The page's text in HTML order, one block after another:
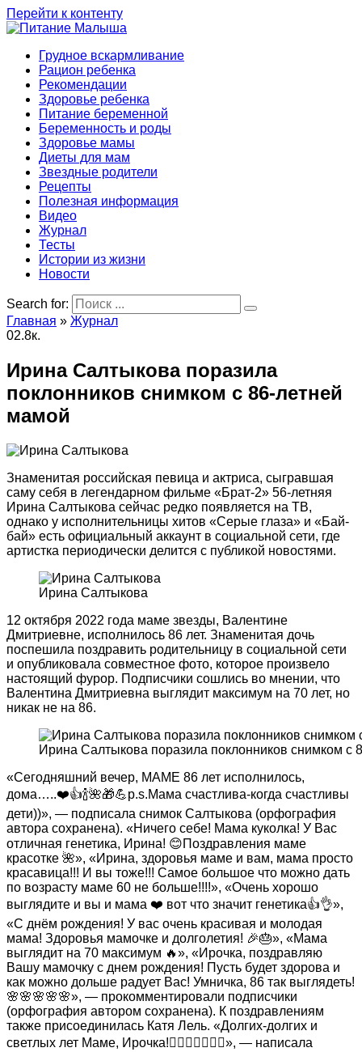
Перейти к контенту
Грудное вскармливание
Рацион ребенка
Рекомендации
Здоровье ребенка
Питание беременной
Беременность и роды
Здоровье мамы
Диеты для мам
Звездные родители
Рецепты
Полезная информация
Видео
Журнал
Тесты
Истории из жизни
Новости
Search for:
Главная » Журнал
02.8к.
Ирина Салтыкова поразила
поклонников снимком с 86-летней
мамой
Знаменитая российская певица и актриса, сыгравшая
саму себя в легендарном фильме «Брат-2» 56-летняя
Ирина Салтыкова сейчас редко появляется на ТВ,
однако у исполнительницы хитов «Серые глаза» и «Бай-
бай» есть официальный аккаунт в социальной сети, где
артистка периодически делится с публикой новостями.
Ирина Салтыкова
12 октября 2022 года маме звезды, Валентине
Дмитриевне, исполнилось 86 лет. Знаменитая дочь
поспешила поздравить родительницу в социальной сети
и опубликовала совместное фото, которое произвело
настоящий фурор. Подписчики сошлись во мнении, что
Валентина Дмитриевна выглядит максимум на 70 лет, но
никак не на 86.
Ирина Салтыкова поразила поклонников снимком с
«Сегодняшний вечер, МАМЕ 86 лет исполнилось,
дома…..❤️👍🍾🌺🎁💪p.s.Мама счастлива-когда счастливы
дети))», — подписала снимок Салтыкова (орфография
автора сохранена). «Ничего себе! Мама куколка! У Вас
отличная генетика, Ирина! 😊Поздравления маме
красотке 🌺», «Ирина, здоровья маме и вам, мама просто
красавица!!! И вы тоже!!! Самое большое что можно дать
по возрасту маме 60 не больше!!!!», «Очень хорошо
выглядите и вы и мама ❤️ вот что значит генетика👍👌»,
«С днём рождения! У вас очень красивая и молодая
мама! Здоровья мамочке и долголетия! 🎉🎂», «Мама
выглядит на 70 максимум 🔥», «Ирочка, поздравляю
Вашу мамочку с днем рождения! Пусть будет здорова и
как можно дольше радует Вас! Умничка, 86 так выглядеть!
🌸🌸🌸🌸🌸», — прокомментировали подписчики
(орфография автором сохранена). К поздравлениям
также присоединилась Катя Лель. «Долгих-долгих и
светлых лет Маме, Ирочка!❤️‍🔥🙏🏻🌸🌷💜», — написала